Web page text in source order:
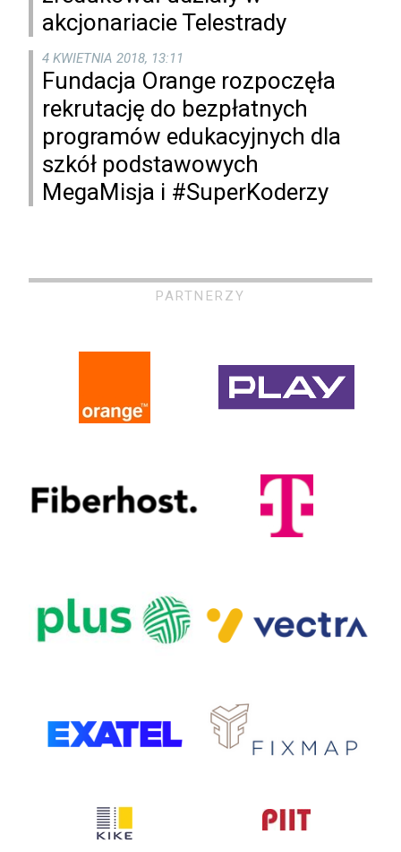
akcjonariacie Telestrady
4 KWIETNIA 2018, 13:11
Fundacja Orange rozpoczęła
rekrutację do bezpłatnych
programów edukacyjnych dla
szkół podstawowych
MegaMisja i #SuperKoderzy
PARTNERZY